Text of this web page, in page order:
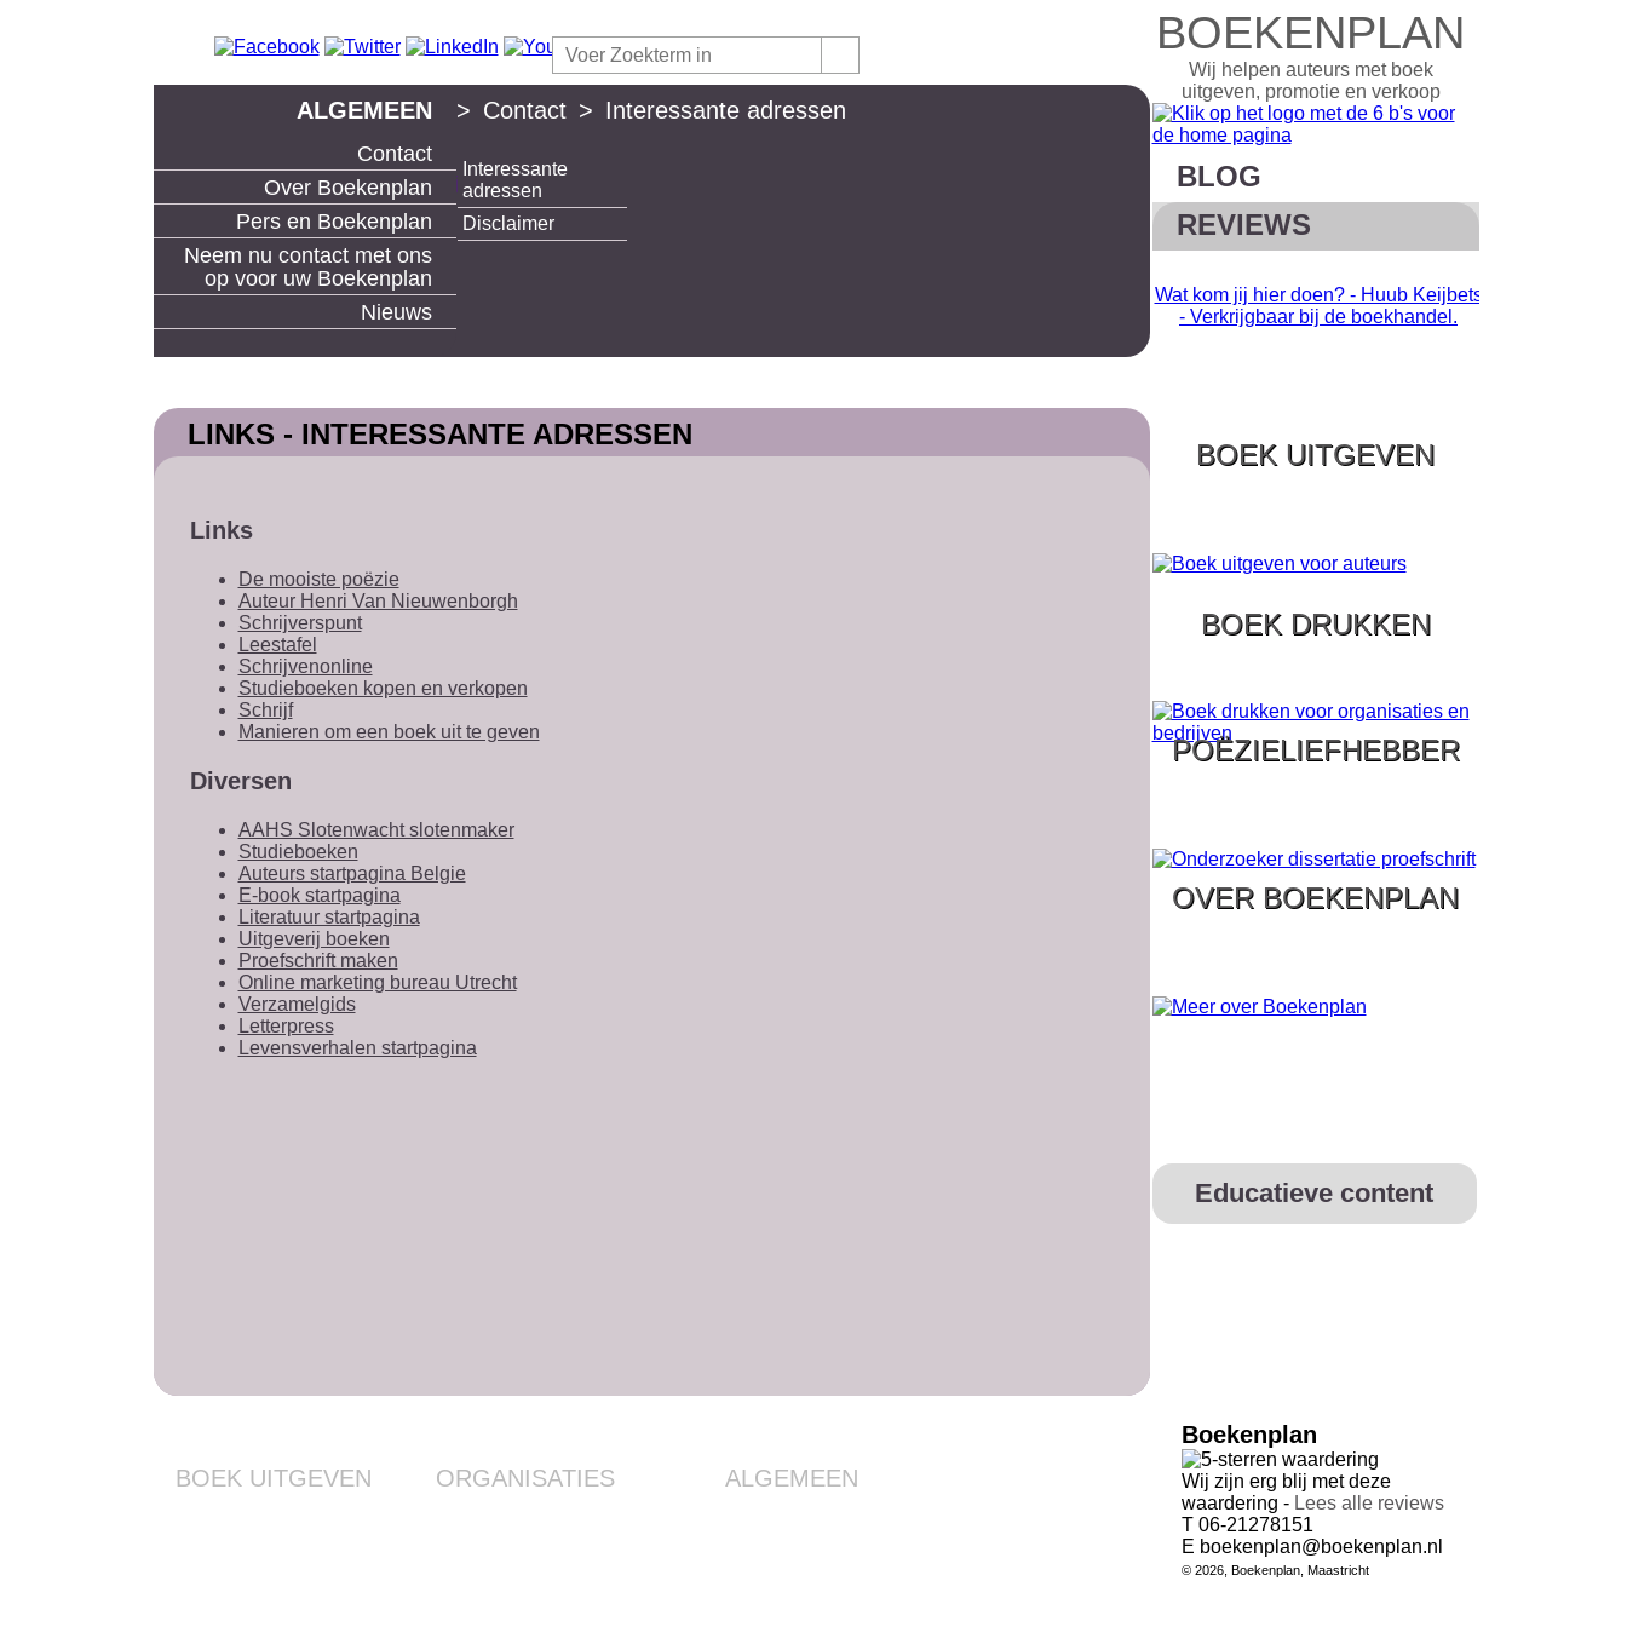
ALGEMEEN
Contact
Interessante
adressen
Disclaimer
Over Boekenplan
Pers en Boekenplan
Neem nu contact met ons
op voor uw Boekenplan
Nieuws
> Contact > Interessante adressen
boek uitgeven en boeken maken bij Boekenplan
LINKS - INTERESSANTE ADRESSEN
Links
De mooiste poëzie
Auteur Henri Van Nieuwenborgh
Schrijverspunt
Leestafel
Schrijvenonline
Studieboeken kopen en verkopen
Schrijf
Manieren om een boek uit te geven
Diversen
AAHS Slotenwacht slotenmaker
Studieboeken
Auteurs startpagina Belgie
E-book startpagina
Literatuur startpagina
Uitgeverij boeken
Proefschrift maken
Online marketing bureau Utrecht
Verzamelgids
Letterpress
Levensverhalen startpagina
BOEKENPLAN
Wij helpen auteurs met boek
uitgeven, promotie en verkoop
BLOG
REVIEWS
Wat kom jij hier doen? - Huub Keijbets
- Verkrijgbaar bij de boekhandel.
BOEK UITGEVEN
BOEK DRUKKEN
POËZIELIEFHEBBER
OVER BOEKENPLAN
Educatieve content
BOEK UITGEVEN ORGANISATIES ALGEMEEN
Boekenplan
Wij zijn erg blij met deze
waardering - Lees alle reviews
T 06-21278151
E boekenplan@boekenplan.nl
© 2026, Boekenplan, Maastricht